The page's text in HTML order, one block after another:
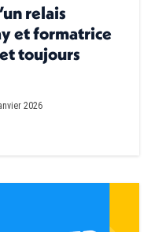
relais
et formatrice
toujours
2026